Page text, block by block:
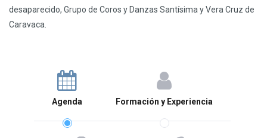
desaparecido, Grupo de Coros y Danzas Santísima y Vera Cruz de
Caravaca.
Agenda Formación y Experiencia